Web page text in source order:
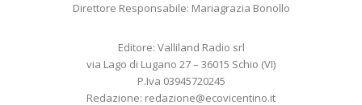
Direttore Responsabile: Mariagrazia Bonollo
Editore: Valliland Radio srl
via Lago di Lugano 27 – 36015 Schio (VI)
P.Iva 03945720245
Redazione: redazione@ecovicentino.it